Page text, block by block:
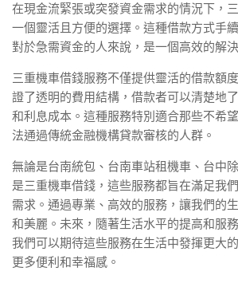
在現金流緊張或突發資金需求的情況下，
一個靈活且方便的選擇。這種借款方式手
對於急需資金的人來說，是一個高效的解
三重機車借錢服務不僅提供靈活的借款額
證了透明的費用結構，借款者可以清楚地
和利息成本。這種服務特別適合那些不希
法通過傳統金融機構貸款審核的人群。
無論是台南統包、台南車站租機車、台中
是三重機車借錢，這些服務都旨在滿足我
需求。通過專業、高效的服務，讓我們的
和美麗。未來，隨著生活水平的提高和服
我們可以期待這些服務在生活中發揮更大
更多便利和幸福感。